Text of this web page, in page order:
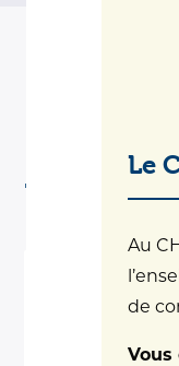
Le
Au
de
Vous
Nos